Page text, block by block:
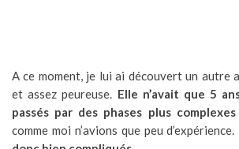
A ce moment, je lui ai découvert un autre
et assez peureuse. Elle n’avait que 5
passés par des phases plus
comme moi n’avions que peu d’expérience.